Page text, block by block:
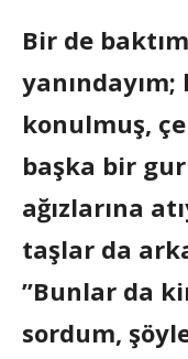
Bir de
konulmuş,
başka bir
ağızlarına
taşlar da
”Bunlar da
sordum,